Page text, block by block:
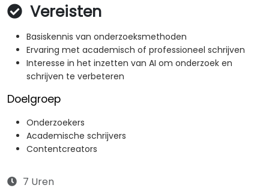
Vereisten
Basiskennis van onderzoeksmethoden
Ervaring met academisch of professioneel schrijven
Interesse in het inzetten van AI om onderzoek en
schrijven te verbeteren
Doelgroep
Onderzoekers
Academische schrijvers
Contentcreators
7 Uren